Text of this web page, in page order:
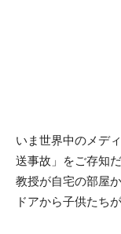
いま世界中のメデ
送事故」をご存知
教授が自宅の部屋
ドアから子供たち